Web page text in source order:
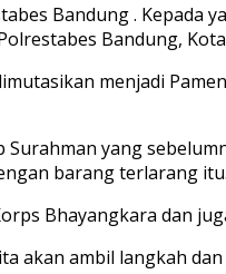
Bandung .
Bandung,
menjadi
Surahman yang
barang terlarang itu.
Bhayangkara dan
ambil langkah